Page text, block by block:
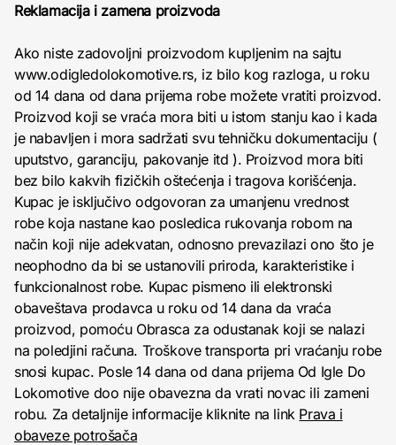
Reklamacija i zamena proizvoda
Ako niste zadovoljni proizvodom kupljenim na sajtu
www.odigledolokomotive.rs, iz bilo kog razloga, u roku
od 14 dana od dana prijema robe možete vratiti proizvod.
Proizvod koji se vraća mora biti u istom stanju kao i kada
je nabavljen i mora sadržati svu tehničku dokumentaciju (
uputstvo, garanciju, pakovanje itd ). Proizvod mora biti
bez bilo kakvih fizičkih oštećenja i tragova korišćenja.
Kupac je isključivo odgovoran za umanjenu vrednost
robe koja nastane kao posledica rukovanja robom na
način koji nije adekvatan, odnosno prevazilazi ono što je
neophodno da bi se ustanovili priroda, karakteristike i
funkcionalnost robe. Kupac pismeno ili elektronski
obaveštava prodavca u roku od 14 dana da vraća
proizvod, pomoću Obrasca za odustanak koji se nalazi
na poledjini računa. Troškove transporta pri vraćanju robe
snosi kupac. Posle 14 dana od dana prijema Od Igle Do
Lokomotive doo nije obavezna da vrati novac ili zameni
robu. Za detaljnije informacije kliknite na link Prava i
obaveze potrošača